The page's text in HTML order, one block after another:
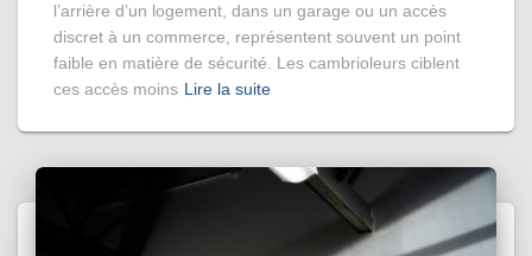
l’arrière d’un logement, dans un garage ou un accès
discret à un commerce, représentent souvent un point
faible en matière de sécurité. Les cambrioleurs ciblent
ces accès moins Lire la suite